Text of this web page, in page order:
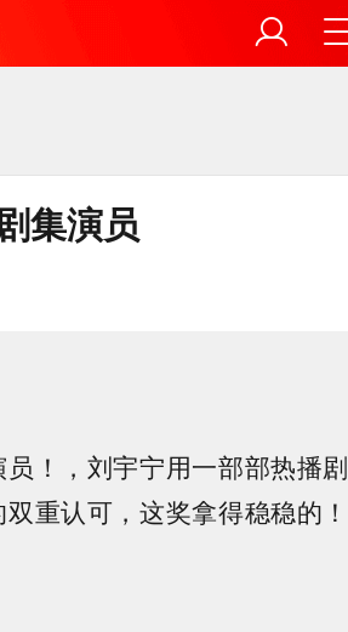
集演员
！，刘宇宁用一部部热播剧
重认可，这奖拿得稳稳的！